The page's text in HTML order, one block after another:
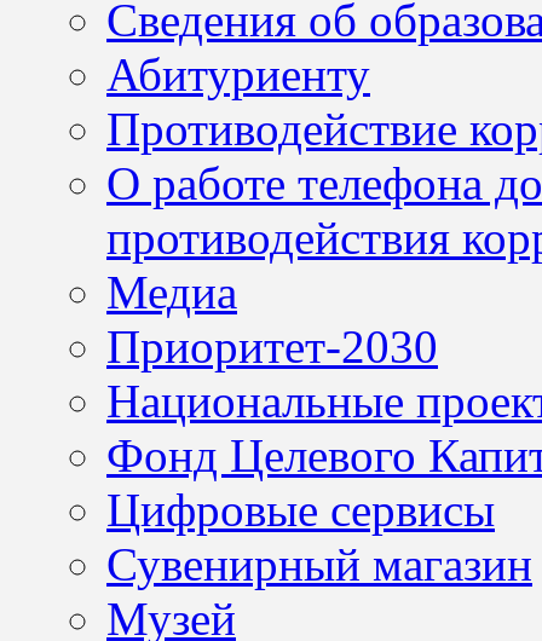
Сведения об
Абитуриенту
Противодействие
О работе телефона
противодействия
Медиа
Приоритет-2030
Национальные
Фонд Целевого
Цифровые сервисы
Сувенирный магазин
Музей